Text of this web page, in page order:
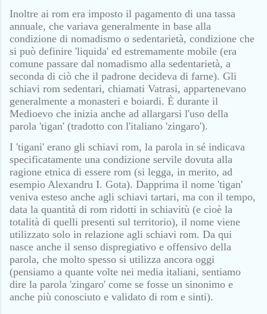
Inoltre ai rom era imposto il pagamento di una tassa
annuale, che variava generalmente in base alla
condizione di nomadismo o sedentarietà, condizione che
si può definire 'liquida' ed estremamente mobile (era
comune passare dal nomadismo alla sedentarietà, a
seconda di ciò che il padrone decideva di farne). Gli
schiavi rom sedentari, chiamati Vatrasi, appartenevano
generalmente a monasteri e boiardi. È durante il
Medioevo che inizia anche ad allargarsi l'uso della
parola 'tigan' (tradotto con l'italiano 'zingaro').
I 'tigani' erano gli schiavi rom, la parola in sé indicava
specificatamente una condizione servile dovuta alla
ragione etnica di essere rom (si legga, in merito, ad
esempio Alexandru I. Gota). Dapprima il nome 'tigan'
veniva esteso anche agli schiavi tartari, ma con il tempo,
data la quantità di rom ridotti in schiavitù (e cioè la
totalità di quelli presenti sul territorio), il nome viene
utilizzato solo in relazione agli schiavi rom. Da qui
nasce anche il senso dispregiativo e offensivo della
parola, che molto spesso si utilizza ancora oggi
(pensiamo a quante volte nei media italiani, sentiamo
dire la parola 'zingaro' come se fosse un sinonimo e
anche più conosciuto e validato di rom e sinti).